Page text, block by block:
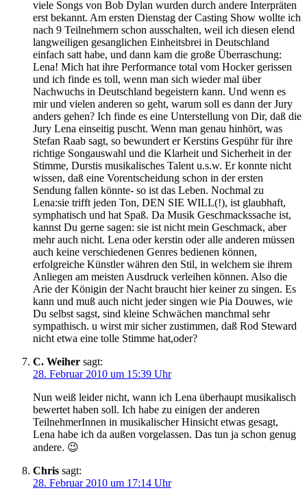
viele Songs von Bob Dylan wurden durch andere Interpräten
erst bekannt. Am ersten Dienstag der Casting Show wollte ich
nach 9 Teilnehmern schon ausschalten, weil ich diesen elend
langweiligen gesanglichen Einheitsbrei in Deutschland
einfach satt habe, und dann kam die große Überraschung:
Lena! Mich hat ihre Performance total vom Hocker gerissen
und ich finde es toll, wenn man sich wieder mal über
Nachwuchs in Deutschland begeistern kann. Und wenn es
mir und vielen anderen so geht, warum soll es dann der Jury
anders gehen? Ich finde es eine Unterstellung von Dir, daß die
Jury Lena einseitig puscht. Wenn man genau hinhört, was
Stefan Raab sagt, so bewundert er Kerstins Gespühr für ihre
richtige Songauswahl und die Klarheit und Sicherheit in der
Stimme, Durstis musikalisches Talent u.s.w. Er konnte nicht
wissen, daß eine Vorentscheidung schon in der ersten
Sendung fallen könnte- so ist das Leben. Nochmal zu
Lena:sie trifft jeden Ton, DEN SIE WILL(!), ist glaubhaft,
symphatisch und hat Spaß. Da Musik Geschmackssache ist,
kannst Du gerne sagen: sie ist nicht mein Geschmack, aber
mehr auch nicht. Lena oder kerstin oder alle anderen müssen
auch keine verschiedenen Genres bedienen können,
erfolgreiche Künstler währen den Stil, in welchem sie ihrem
Anliegen am meisten Ausdruck verleihen können. Also die
Arie der Königin der Nacht braucht hier keiner zu singen. Es
kann und muß auch nicht jeder singen wie Pia Douwes, wie
Du selbst sagst, sind kleine Schwächen manchmal sehr
sympathisch. u wirst mir sicher zustimmen, daß Rod Steward
nicht etwa eine tolle Stimme hat,oder?
C. Weiher sagt:
28. Februar 2010 um 15:39 Uhr
Nun weiß leider nicht, wann ich Lena überhaupt musikalisch
bewertet haben soll. Ich habe zu einigen der anderen
TeilnehmerInnen in musikalischer Hinsicht etwas gesagt,
Lena habe ich da außen vorgelassen. Das tun ja schon genug
andere. 😉
Chris sagt:
28. Februar 2010 um 17:14 Uhr